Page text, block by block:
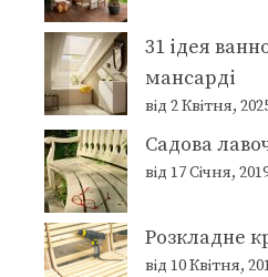
31 ідея
мансарді
від 2 Квітня,
Садова
від 17 Січня,
Розкладне
від 10 Квітня,